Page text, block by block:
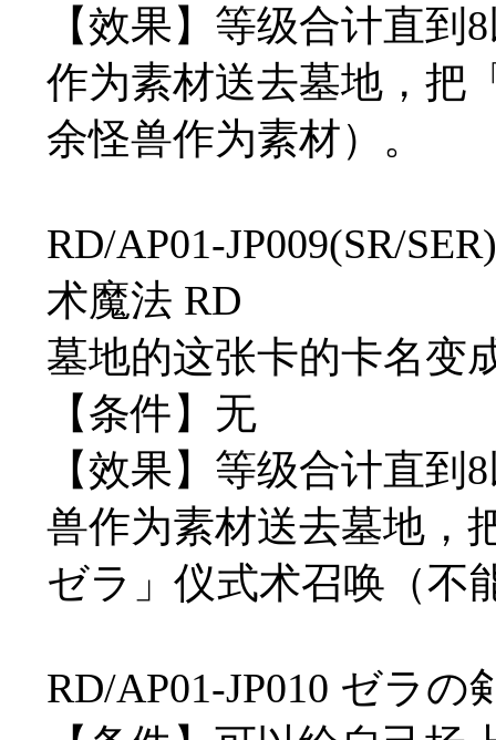
【效果】等级合计直到
作为素材送去墓地，把
余怪兽作为素材）。
RD/AP01-JP009(SR/
术魔法 RD
墓地的这张卡的卡名变
【条件】无
【效果】等级合计直
兽作为素材送去墓地，
ゼラ」仪式术召唤（不
RD/AP01-JP010 ゼラ